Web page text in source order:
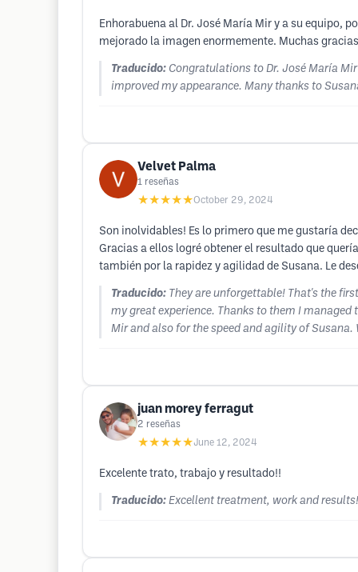
Enhorabuena al Dr. José María Mir y a su equipo,
mejorado la imagen enormemente. Muchas
Traducido: Congratulations to Dr. José María
improved my appearance. Many thanks to
Velvet Palma
1 reseñas
★★★★★October 29, 2024
Son inolvidables! Es lo primero que me gustaría
Gracias a ellos logré obtener el resultado que
también por la rapidez y agilidad de Susana. Le
Traducido: They are unforgettable! That's the
my great experience. Thanks to them I
Mir and also for the speed and agility of Susana.
juan morey ferragut
2 reseñas
★★★★★June 12, 2024
Excelente trato, trabajo y resultado!!
Traducido: Excellent treatment, work and